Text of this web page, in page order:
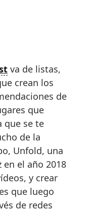
va de listas,
crean los
de
que
que se te
de la
Unfold, una
el año 2018
y crear
que luego
de redes